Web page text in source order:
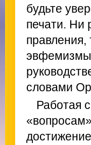
будьте
печати. Ни
правления,
словами
Работая